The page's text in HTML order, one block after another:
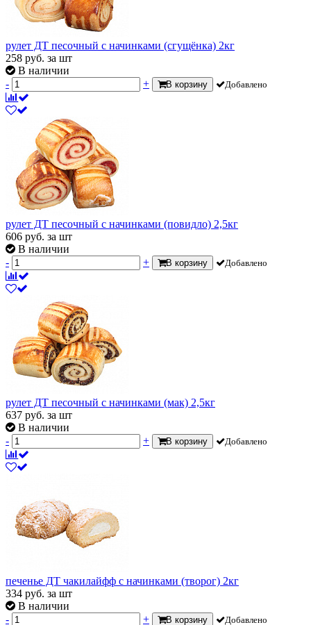
рулет ДТ песочный с начинками (сгущёнка) 2кг
258 руб. за шт
В наличии
-
+ В корзину Добавлено
рулет ДТ песочный с начинками (повидло) 2,5кг
606 руб. за шт
В наличии
-
+ В корзину Добавлено
рулет ДТ песочный с начинками (мак) 2,5кг
637 руб. за шт
В наличии
-
+ В корзину Добавлено
печенье ДТ чакилайфф с начинками (творог) 2кг
334 руб. за шт
В наличии
-
+ В корзину Добавлено